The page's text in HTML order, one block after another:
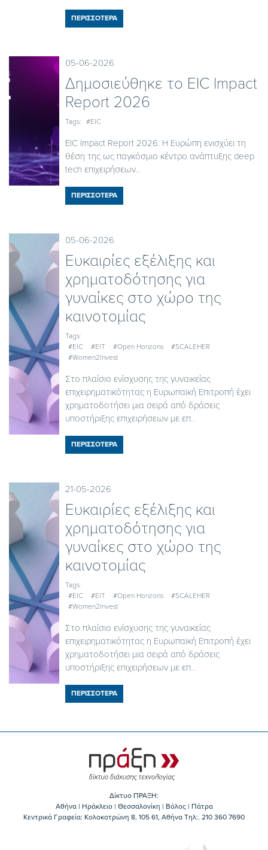
ΠΕΡΙΣΣΟΤΕΡΑ
05-06-2026
Δημοσιεύθηκε το EIC Ιmpact
Report 2026
Tags: #EIC
EIC Impact Report 2026: Η Ευρώπη ενισχύει τη
θέση της ως παγκόσμιο κέντρο ανάπτυξης deep
tech επιχειρήσεων...
ΠΕΡΙΣΣΟΤΕΡΑ
05-06-2026
Ευκαιρίες εξέλιξης και
χρηματοδότησης για
γυναίκες στο χώρο της
καινοτομίας
Tags:
#EIC
#EIT #Open Horizons
#SCALEHER
#Women2Invest
Στο πλαίσιο ενίσχυσης της γυναικείας
επιχειρηματικότητας η Ευρωπαϊκή Επιτροπή έχει
χρηματοδοτήσει μια σειρά από δράσεις
υποστήριξης επιχειρήσεων με επ...
ΠΕΡΙΣΣΟΤΕΡΑ
21-05-2026
Ευκαιρίες εξέλιξης και
χρηματοδότησης για
γυναίκες στο χώρο της
καινοτομίας
Tags:
#EIC
#EIT #Open Horizons
#SCALEHER
#Women2Invest
Στο πλαίσιο ενίσχυσης της γυναικείας
επιχειρηματικότητας η Ευρωπαϊκή Επιτροπή έχει
χρηματοδοτήσει μια σειρά από δράσεις
υποστήριξης επιχειρήσεων με επ...
ΠΕΡΙΣΣΟΤΕΡΑ
Δίκτυο ΠΡΑΞΗ:
Αθήνα | Ηράκλειο | Θεσσαλονίκη | Βόλος | Πάτρα
Κεντρικά Γραφεία: Kολοκοτρώνη 8, 105 61, Αθήνα Τηλ:. 210 360 7690